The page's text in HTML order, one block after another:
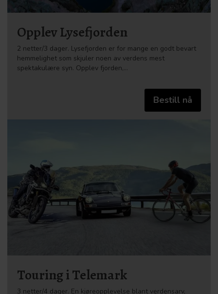
Opplev Lysefjorden
2 netter/3 dager. Lysefjorden er for mange en godt bevart
hemmelighet som skjuler noen av verdens mest
spektakulære syn. Opplev fjorden,…
Bestill nå
Touring i Telemark
3 netter/4 dager. En kjøreopplevelse blant verdensarv,